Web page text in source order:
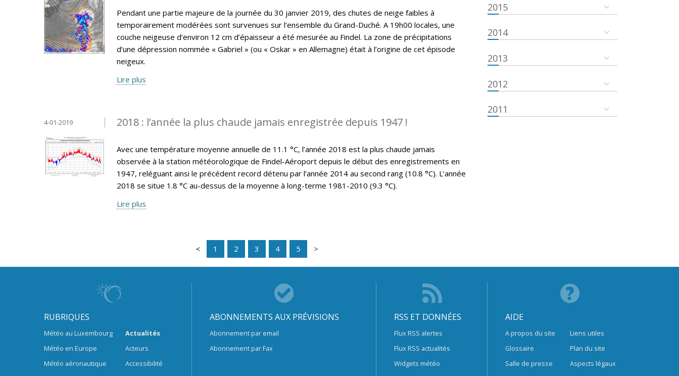
Pendant une partie majeure de la journée du 30 janvier 2019, des chutes de neige faibles à
temporairement modérées sont survenues sur l’ensemble du Grand-Duché. A 19h00 locales, une
couche neigeuse d’environ 12 cm d’épaisseur a été mesurée au Findel. La zone de précipitations
d’une dépression nommée « Gabriel » (ou « Oskar » en Allemagne) était à l’origine de cet épisode
neigeux.
Lire plus
2018 : l’année la plus chaude jamais enregistrée depuis 1947 !
4-01-2019
Avec une température moyenne annuelle de 11.1 °C, l’année 2018 est la plus chaude jamais
observée à la station météorologique de Findel-Aéroport depuis le début des enregistrements en
1947, reléguant ainsi le précédent record détenu par l’année 2014 au second rang (10.8 °C). L’année
2018 se situe 1.8 °C au-dessus de la moyenne à long-terme 1981-2010 (9.3 °C).
Lire plus
1 2 3 4 5
2015
2014
2013
2012
2011
RUBRIQUES
Météo au Luxembourg
Météo en Europe
Météo aéronautique
Actualités
Acteurs
Accessibilité
ABONNEMENTS AUX PRÉVISIONS
Abonnement par email
Abonnement par Fax
RSS ET DONNÉES
Flux RSS alertes
Flux RSS actualités
Widgets météo
AIDE
A propos du site
Glossaire
Salle de presse
Liens utiles
Plan du site
Aspects légaux